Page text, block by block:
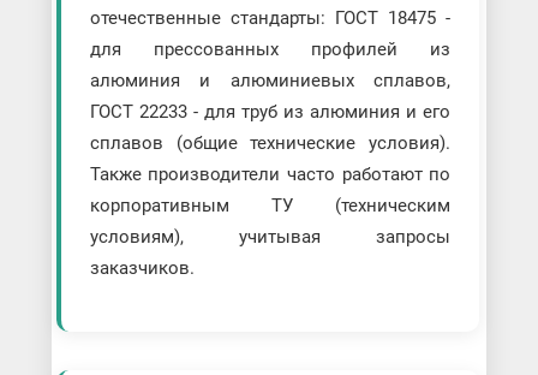
отечественные стандарты: ГОСТ 18475 -
для прессованных профилей из
алюминия и алюминиевых сплавов,
ГОСТ 22233 - для труб из алюминия и его
сплавов (общие технические условия).
Также производители часто работают по
корпоративным ТУ (техническим
условиям), учитывая запросы
заказчиков.